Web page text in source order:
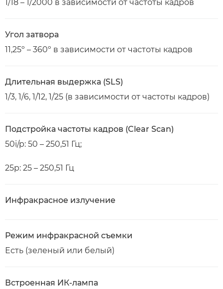
1/18 – 1/2000 в зависимости от частоты кадров
Угол затвора
11,25º – 360º в зависимости от частоты кадров
Длительная выдержка (SLS)
1/3, 1/6, 1/12, 1/25 (в зависимости от частоты кадров)
Подстройка частоты кадров (Clear Scan)
50i/p: 50 – 250,51 Гц;
25p: 25 – 250,51 Гц
Инфракрасное излучение
Режим инфракрасной съемки
Есть (зеленый или белый)
Встроенная ИК-лампа